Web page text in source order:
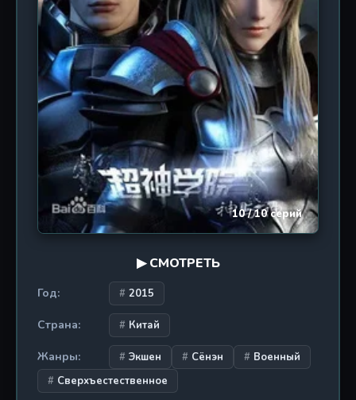
в себе эпичность «Трансформеров» и
философскую глубину «Евангелиона», задаваясь
вопросами: что значит быть человеком среди
звезд? Возможно ли сохранить душу, обладая
силой божества? И может ли искупление быть
найдено на поле боя? Сезон выходил в 2016 году
от студии Transcendence Picture и состоит из
десяти эпизодов, каждый из которых длится
около 19 минут. Это обязательный просмотр для
фанатов, которые ищут не просто анимацию, а
полноценную эпическую научную фантастику с
элементами культивации, драмы и китайской
мифологии в космических декорациях.10 / 10 серий
▶ СМОТРЕТЬ
Год: 2015
Страна: Китай
Жанры: Экшен Сёнэн
Военный
Сверхъестественное